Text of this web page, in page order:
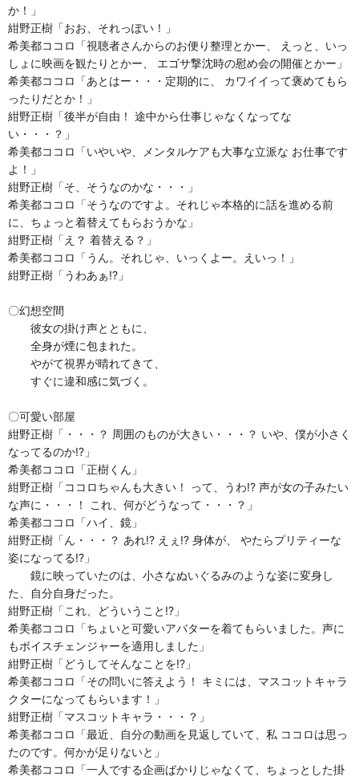
か！」
紺野正樹「おお、それっぽい！」
希美都ココロ「視聴者さんからのお便り整理とかー、 えっと、いっ
しょに映画を観たりとかー、 エゴサ撃沈時の慰め会の開催とかー」
希美都ココロ「あとはー・・・定期的に、 カワイイって褒めてもら
ったりだとか！」
紺野正樹「後半が自由！ 途中から仕事じゃなくなってな
い・・・？」
希美都ココロ「いやいや、メンタルケアも大事な立派な お仕事です
よ！」
紺野正樹「そ、そうなのかな・・・」
希美都ココロ「そうなのですよ。それじゃ本格的に話を進める前
に、ちょっと着替えてもらおうかな」
紺野正樹「え？ 着替える？」
希美都ココロ「うん。それじゃ、いっくよー。えいっ！」
紺野正樹「うわあぁ!?」
〇幻想空間
彼女の掛け声とともに、
全身が煙に包まれた。
やがて視界が晴れてきて、
すぐに違和感に気づく。
〇可愛い部屋
紺野正樹「・・・？ 周囲のものが大きい・・・？ いや、僕が小さく
なってるのか!?」
希美都ココロ「正樹くん」
紺野正樹「ココロちゃんも大きい！ って、うわ!? 声が女の子みたい
な声に・・・！ これ、何がどうなって・・・？」
希美都ココロ「ハイ、鏡」
紺野正樹「ん・・・？ あれ!? えぇ!? 身体が、 やたらプリティーな
姿になってる!?」
鏡に映っていたのは、小さなぬいぐるみのような姿に変身し
た、自分自身だった。
紺野正樹「これ、どういうこと!?」
希美都ココロ「ちょいと可愛いアバターを着てもらいました。声に
もボイスチェンジャーを適用しました」
紺野正樹「どうしてそんなことを!?」
希美都ココロ「その問いに答えよう！ キミには、マスコットキャラ
クターになってもらいます！」
紺野正樹「マスコットキャラ・・・？」
希美都ココロ「最近、自分の動画を見返していて、私 ココロは思っ
たのです。何かが足りないと」
希美都ココロ「一人でする企画ばかりじゃなくて、ちょっとした掛